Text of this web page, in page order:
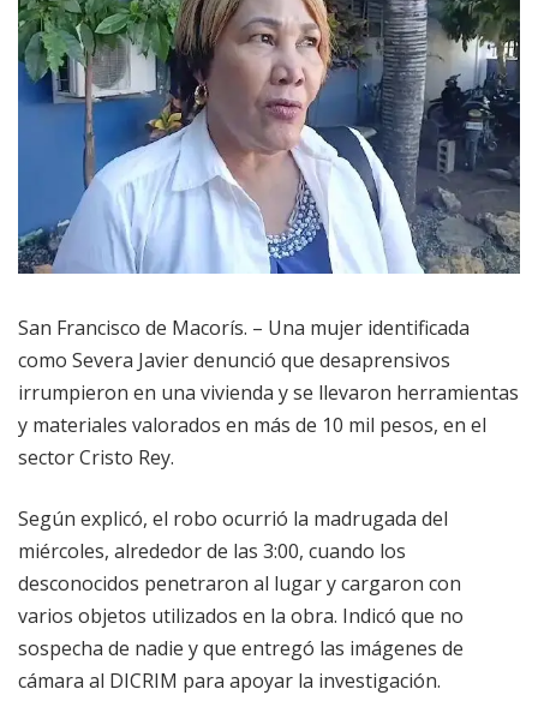
San Francisco de Macorís. – Una mujer identificada
como Severa Javier denunció que desaprensivos
irrumpieron en una vivienda y se llevaron herramientas
y materiales valorados en más de 10 mil pesos, en el
sector Cristo Rey.
Según explicó, el robo ocurrió la madrugada del
miércoles, alrededor de las 3:00, cuando los
desconocidos penetraron al lugar y cargaron con
varios objetos utilizados en la obra. Indicó que no
sospecha de nadie y que entregó las imágenes de
cámara al DICRIM para apoyar la investigación.